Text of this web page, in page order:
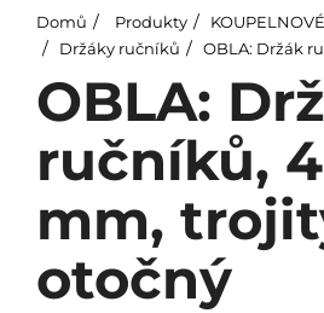
Domů Produkty
Držáky ručníků
OBLA: Držák ručníků,
OBLA:
ručníků,
mm,
otočný